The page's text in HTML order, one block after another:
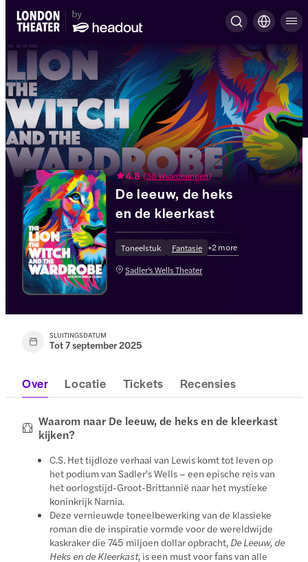
4.8 (38 Waarderingen)
De leeuw, de heks
en de kleerkast
Toneelstuk Fantasie +2more
Sadler's Wells Theater
SLUITINGSDATUM
Tot 7 september 2025
Over Locatie Tickets Recensies
Waarom naar De leeuw, de heks en de kleerkast
kijken?
C.S. Het tijdloze verhaal van Lewis komt tot leven op
het podium van Sadler's Wells – een epische reis van
het oorlogstijd-Groot-Brittannië naar het mystieke
koninkrijk Narnia.
Deze vernieuwde toneelbewerking van de klassieke
roman die de inspiratie vormde voor de wereldwijde
kaskraker die 745 miljoen dollar opbracht, De Leeuw, de
Heks en de Kleerkast, is een must voor fans van alle